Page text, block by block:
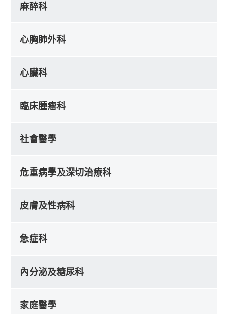
麻醉科
心胸肺外科
心臟科
臨床腫瘤科
社會醫學
危重病學及深切治療科
皮膚及性病科
急症科
內分泌及糖尿科
家庭醫學